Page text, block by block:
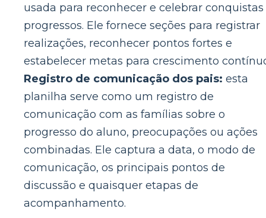
usada para reconhecer e celebrar conquistas
progressos. Ele fornece seções para registrar
realizações, reconhecer pontos fortes e
estabelecer metas para crescimento
Registro de comunicação dos pais: esta
planilha serve como um registro de
comunicação com as famílias sobre o
progresso do aluno, preocupações ou ações
combinadas. Ele captura a data, o modo de
comunicação, os principais pontos de
discussão e quaisquer etapas de
acompanhamento.